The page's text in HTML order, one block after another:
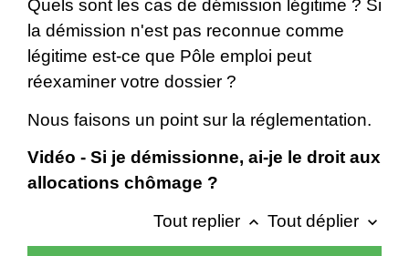
Quels sont les cas de démission légitime ? Si
la démission n'est pas reconnue comme
légitime est-ce que Pôle emploi peut
réexaminer votre dossier ?
Nous faisons un point sur la réglementation.
Vidéo - Si je démissionne, ai-je le droit aux
allocations chômage ?
Tout replier keyboard_arrow_up Tout déplier keyboard_arrow_down